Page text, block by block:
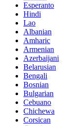
Esperanto
Hindi
Lao
Albanian
Amharic
Armenian
Azerbaijani
Belarusian
Bengali
Bosnian
Bulgarian
Cebuano
Chichewa
Corsican